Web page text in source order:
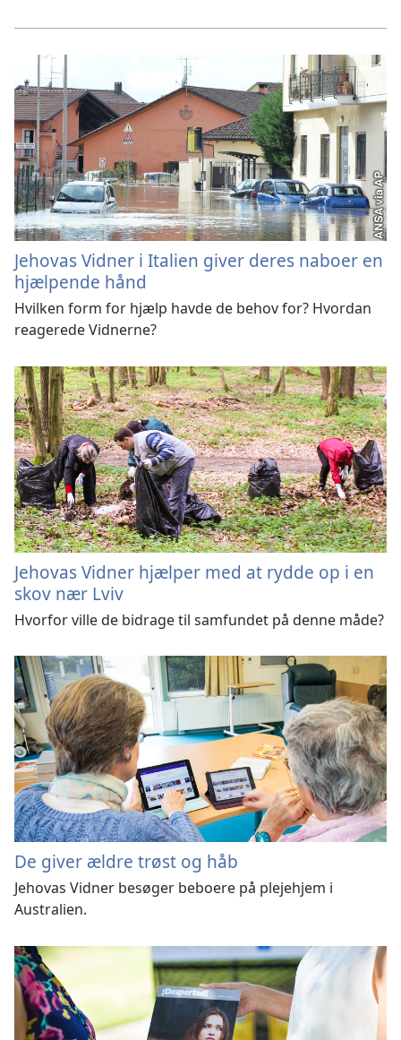
Jehovas Vidner i Italien giver deres naboer en
hjælpende hånd
Hvilken form for hjælp havde de behov for? Hvordan
reagerede Vidnerne?
Jehovas Vidner hjælper med at rydde op i en
skov nær Lviv
Hvorfor ville de bidrage til samfundet på denne måde?
De giver ældre trøst og håb
Jehovas Vidner besøger beboere på plejehjem i
Australien.